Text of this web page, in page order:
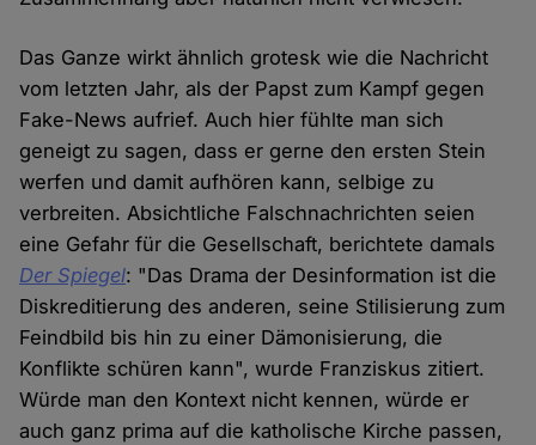
Das Ganze wirkt ähnlich grotesk wie die Nachricht
vom letzten Jahr, als der Papst zum Kampf gegen
Fake-News aufrief. Auch hier fühlte man sich
geneigt zu sagen, dass er gerne den ersten Stein
werfen und damit aufhören kann, selbige zu
verbreiten. Absichtliche Falschnachrichten seien
eine Gefahr für die Gesellschaft, berichtete damals
Der Spiegel: "Das Drama der Desinformation ist die
Diskreditierung des anderen, seine Stilisierung zum
Feindbild bis hin zu einer Dämonisierung, die
Konflikte schüren kann", wurde Franziskus zitiert.
Würde man den Kontext nicht kennen, würde er
auch ganz prima auf die katholische Kirche passen,